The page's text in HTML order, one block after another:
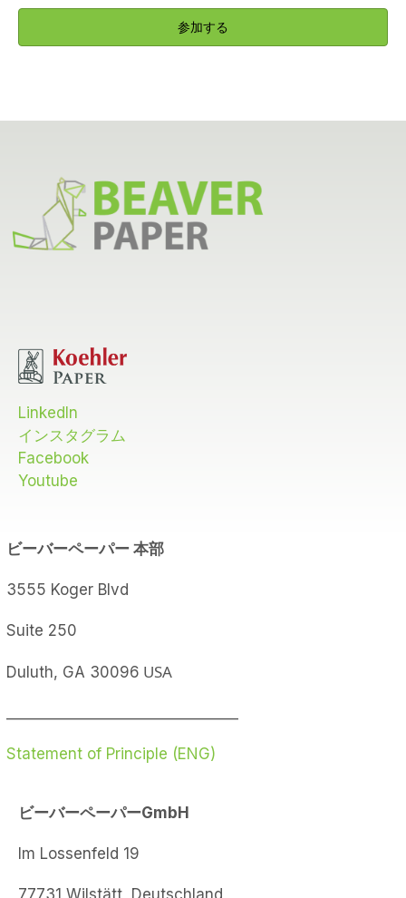
T
LinkedIn
インスタグラム
Facebook
Youtube
ビーバーペーパー 本部
3555 Koger Blvd
Suite 250
Duluth, GA 30096 USA
Statement of Principle (ENG)
ビーバーペーパーGmbH
Im Lossenfeld 19